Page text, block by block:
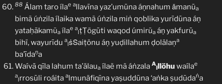
88 Álam taro ílae allavīna yaz’umūna áṇnahum ǎmanūa
bimã úṅzila ílaika wamã úṅzila miṅ qoblika yurīdūna áṇ
yataḥākamũa ílae a
lṭṬögūti waqod úmirũa áṇ yakfurūa
bihï, wayurīdu a
lṡṠaiṭönu áṇ yuḍillahum ḍolälaņa
ba’īdaṇa
Waívā qīla lahum ta’älaua ílaë mã áṅzala A
lllöhuwaílae
a
lrrosūli roáita almunäfiqīna yaṣuddūna ‘aṅka ṣudūdaṅa